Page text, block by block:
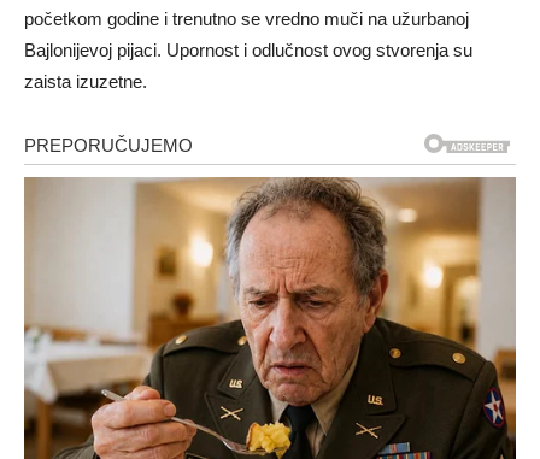
početkom godine i trenutno se vredno muči na užurbanoj
Bajlonijevoj pijaci. Upornost i odlučnost ovog stvorenja su
zaista izuzetne.